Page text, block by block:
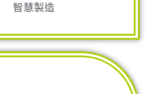
智慧製造